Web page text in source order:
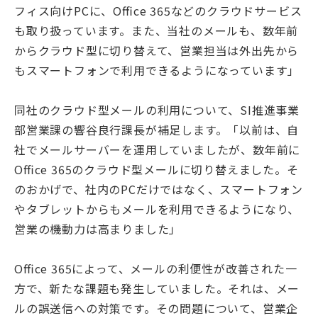
フィス向けPCに、Oﬃce 365などのクラウドサービス
も取り扱っています。また、当社のメールも、数年前
からクラウド型に切り替えて、営業担当は外出先から
もスマートフォンで利用できるようになっています」
同社のクラウド型メールの利用について、SI推進事業
部営業課の響谷良行課長が補足します。「以前は、自
社でメールサーバーを運用していましたが、数年前に
Oﬃce 365のクラウド型メールに切り替えました。そ
のおかげで、社内のPCだけではなく、スマートフォン
やタブレットからもメールを利用できるようになり、
営業の機動力は高まりました」
Oﬃce 365によって、メールの利便性が改善された一
方で、新たな課題も発生していました。それは、メー
ルの誤送信への対策です。その問題について、営業企